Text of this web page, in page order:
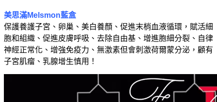
美思滿Melsmon藍盒
保護養護子宮、卵巢、美白養顏、促進末梢血液循環，賦活細
胞和組織、促進皮膚呼吸、去除自由基、增進胞細分裂、自律
神經正常化、增強免疫力、無激素但會刺激荷爾蒙分泌，顧有
子宮肌瘤、乳腺增生慎用！